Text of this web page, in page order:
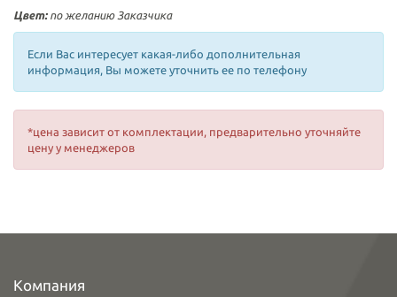
Цвет:по желанию Заказчика
Если Вас интересует какая-либо дополнительная
информация, Вы можете уточнить ее по телефону
*цена зависит от комплектации, предварительно уточняйте
цену у менеджеров
Компания